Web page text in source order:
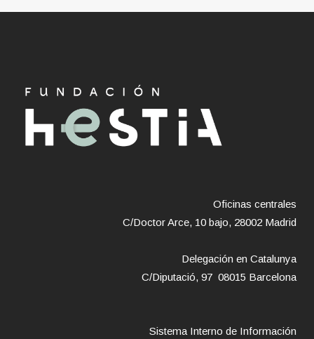
Oficinas centrales
C/Doctor Arce, 10 bajo, 28002 Madrid
Delegación en Catalunya
C/Diputació, 97 08015 Barcelona
Sistema Interno de Información